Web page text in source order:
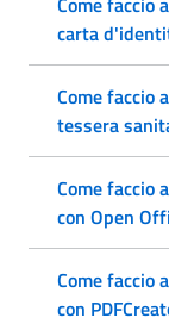
carta
Come faccio
tessera
Come faccio
con Open
Come faccio
con